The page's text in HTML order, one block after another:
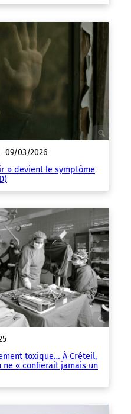
09/03/2026
» devient le symptôme
toxique… À Créteil,
« confierait jamais un